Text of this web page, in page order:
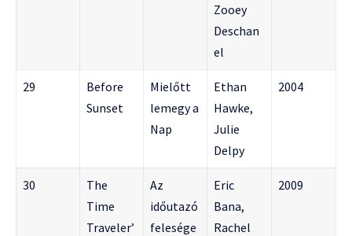
Zooey
Deschan
el
29
Before
Sunset
Mielőtt
lemegy a
Nap
Ethan
Hawke,
Julie
Delpy
2004
30
The
Time
Traveler’
Az
időutazó
felesége
Eric
Bana,
Rachel
2009